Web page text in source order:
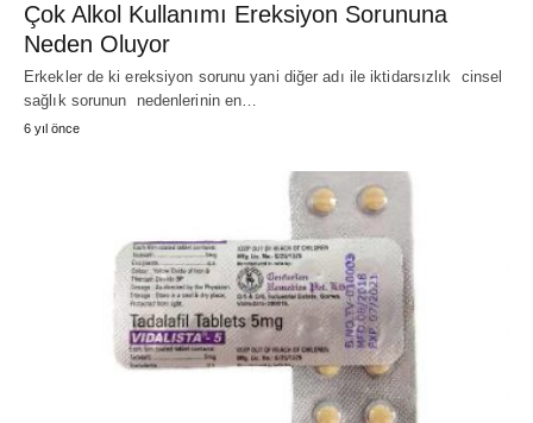
Çok Alkol Kullanımı Ereksiyon Sorununa
Neden Oluyor
Erkekler de ki ereksiyon sorunu yani diğer adı ile iktidarsızlık cinsel
sağlık sorunun nedenlerinin en…
6 yıl önce